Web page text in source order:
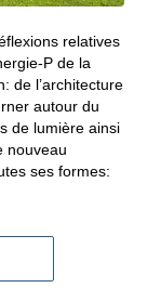
relatives
P de la
de l’architecture
autour du
de lumière ainsi
nouveau
ses formes: